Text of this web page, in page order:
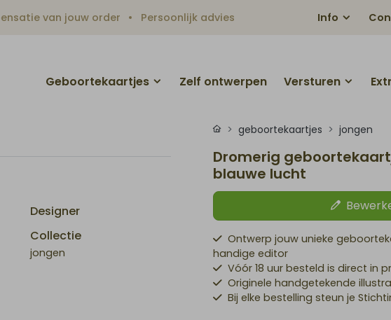
van jouw order Persoonlijk advies Info
Geboortekaartjes Zelf ontwerpen Versturen
Designer
Collectie
jongen
geboortekaartjes jongen
Dromerig
blauwe lucht
Ontwerp jouw unieke
handige editor
Vóór 18 uur besteld is direct in
Originele handgetekende
Bij elke bestelling steun je